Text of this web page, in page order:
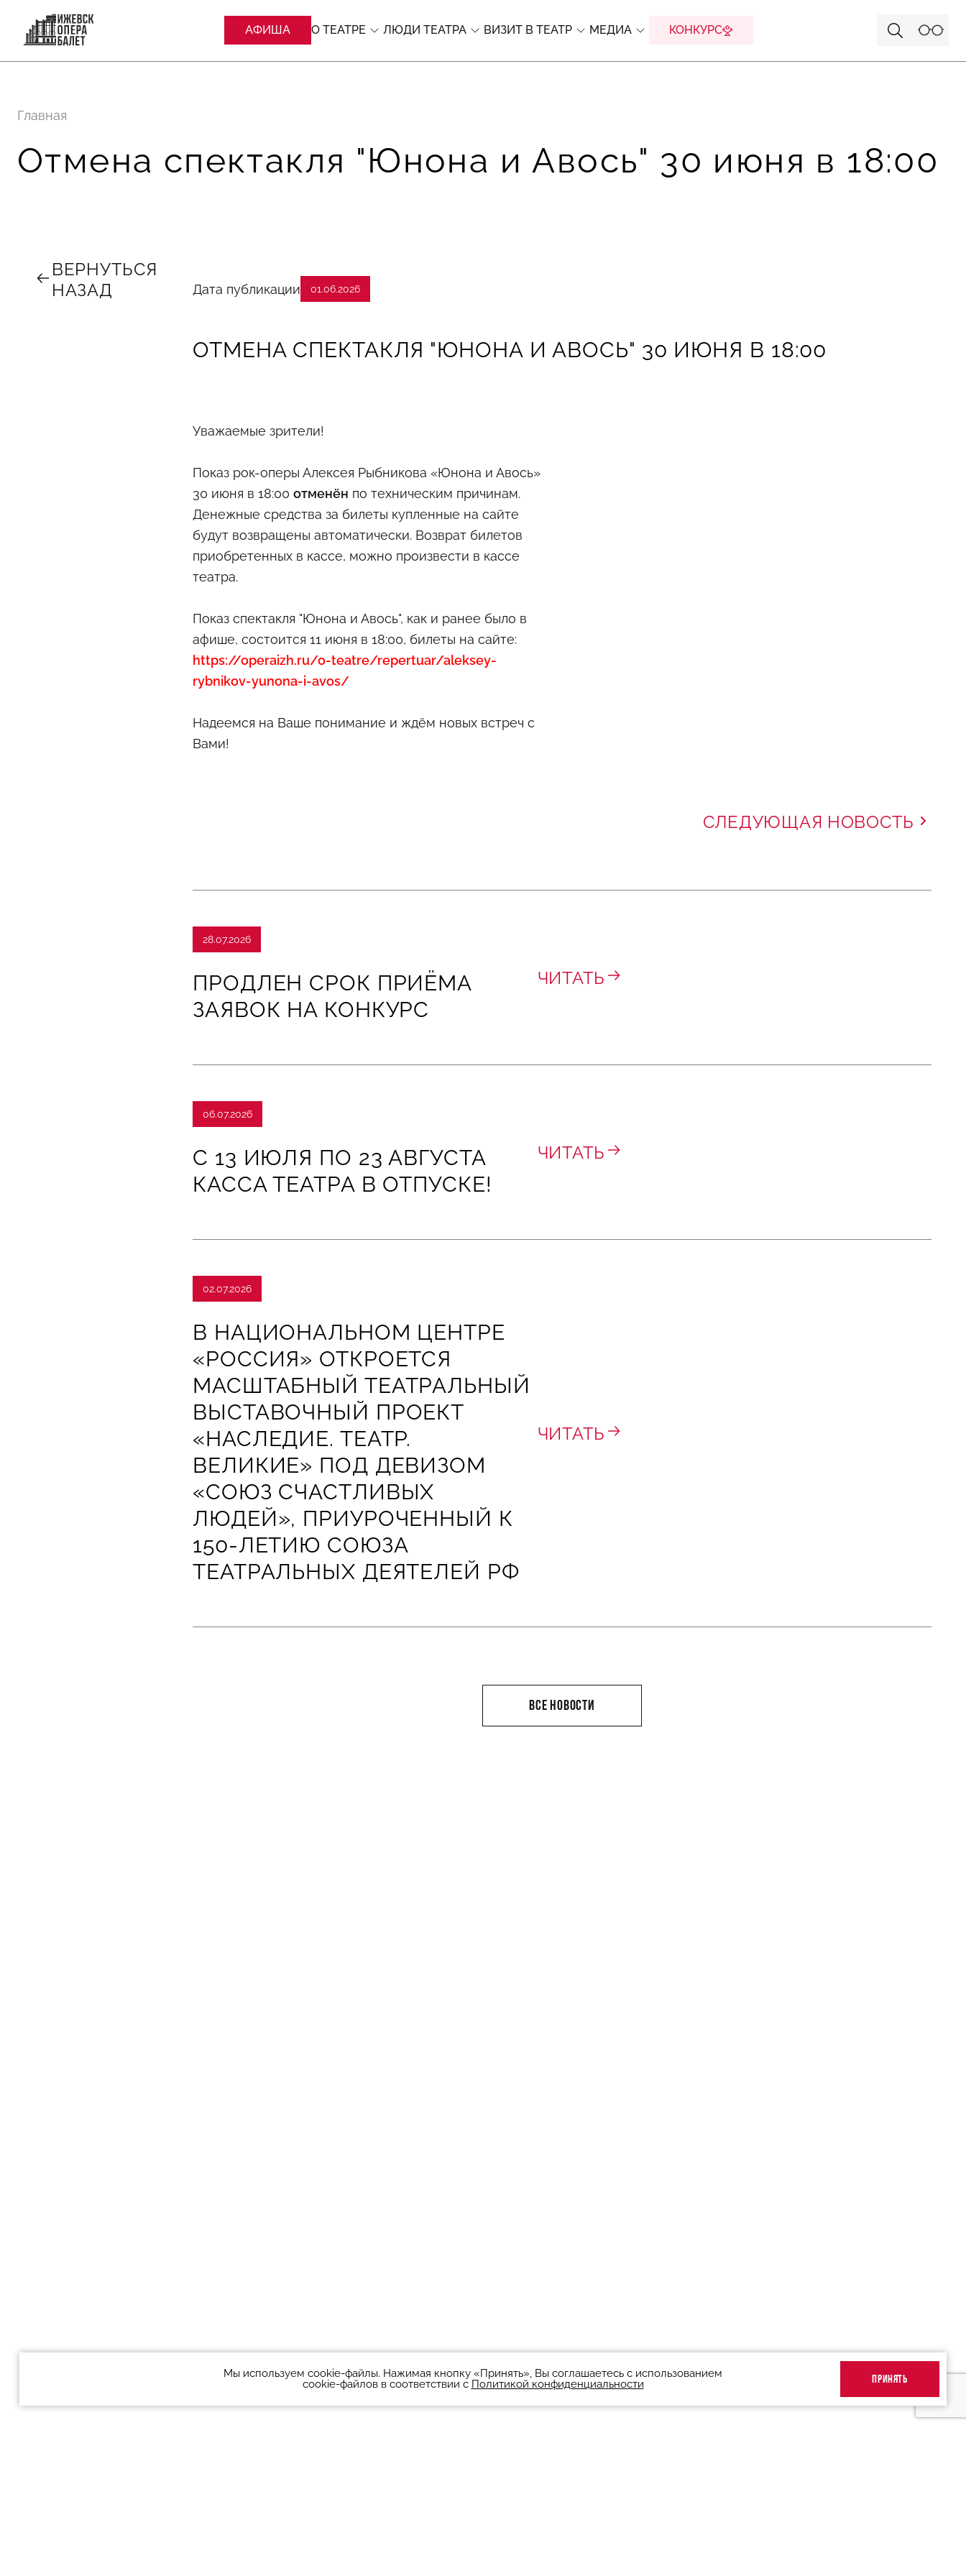
Мы используем cookie-файлы. Нажимая кнопку «Принять», Вы соглашаетесь с использованием
cookie-файлов в соответствии с Политикой конфиденциальности ПРИНЯТЬ
АФИША О ТЕАТРЕ ЛЮДИ ТЕАТРА ВИЗИТ В ТЕАТР МЕДИА КОНКУРС
Главная
Отмена спектакля "Юнона и Авось" 30 июня в 18:00
ВЕРНУТЬСЯ
НАЗАД
Дата публикации 01.06.2026
ОТМЕНА СПЕКТАКЛЯ "ЮНОНА И АВОСЬ" 30 ИЮНЯ В 18:00
Уважаемые зрители!
Показ рок-оперы Алексея Рыбникова «Юнона и Авось»
30 июня в 18:00 отменён по техническим причинам.
Денежные средства за билеты купленные на сайте
будут возвращены автоматически. Возврат билетов
приобретенных в кассе, можно произвести в кассе
театра.
Показ спектакля "Юнона и Авось", как и ранее было в
афише, состоится 11 июня в 18:00, билеты на сайте:
https://operaizh.ru/o-teatre/repertuar/aleksey-
rybnikov-yunona-i-avos/
Надеемся на Ваше понимание и ждём новых встреч с
Вами!
СЛЕДУЮЩАЯ НОВОСТЬ
28.07.2026
ПРОДЛЕН СРОК ПРИЁМА
ЗАЯВОК НА КОНКУРС
ЧИТАТЬ
06.07.2026
С 13 ИЮЛЯ ПО 23 АВГУСТА
КАССА ТЕАТРА В ОТПУСКЕ!
ЧИТАТЬ
02.07.2026
В НАЦИОНАЛЬНОМ ЦЕНТРЕ
«РОССИЯ» ОТКРОЕТСЯ
МАСШТАБНЫЙ ТЕАТРАЛЬНЫЙ
ВЫСТАВОЧНЫЙ ПРОЕКТ
«НАСЛЕДИЕ. ТЕАТР.
ВЕЛИКИЕ» ПОД ДЕВИЗОМ
«СОЮЗ СЧАСТЛИВЫХ
ЛЮДЕЙ», ПРИУРОЧЕННЫЙ К
150-ЛЕТИЮ СОЮЗА
ТЕАТРАЛЬНЫХ ДЕЯТЕЛЕЙ РФ
ЧИТАТЬ
ВСЕ НОВОСТИ